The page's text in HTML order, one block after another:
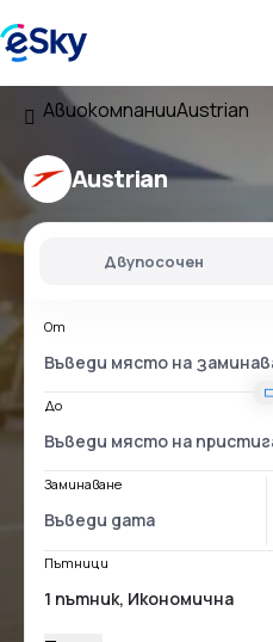
АвиокомпанииAustrian
Austrian
Двупосочен
От
До
Заминаване
Пътници